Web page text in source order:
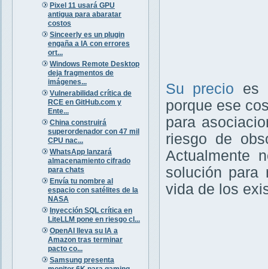
Pixel 11 usará GPU
antigua para abaratar
costos
Sinceerly es un plugin
engaña a IA con errores
ort...
Windows Remote Desktop
deja fragmentos de
imágenes...
Vulnerabilidad crítica de
RCE en GitHub.com y
Ente...
China construirá
superordenador con 47 mil
CPU nac...
WhatsApp lanzará
almacenamiento cifrado
para chats
Envía tu nombre al
espacio con satélites de la
NASA
Inyección SQL crítica en
LiteLLM pone en riesgo cl...
OpenAI lleva su IA a
Amazon tras terminar
pacto co...
Samsung presenta
Su precio es
porque ese
para
riesgo de
Actualmente
solución para
vida de los